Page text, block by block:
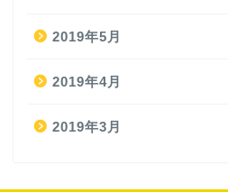
2019年5月
2019年4月
2019年3月